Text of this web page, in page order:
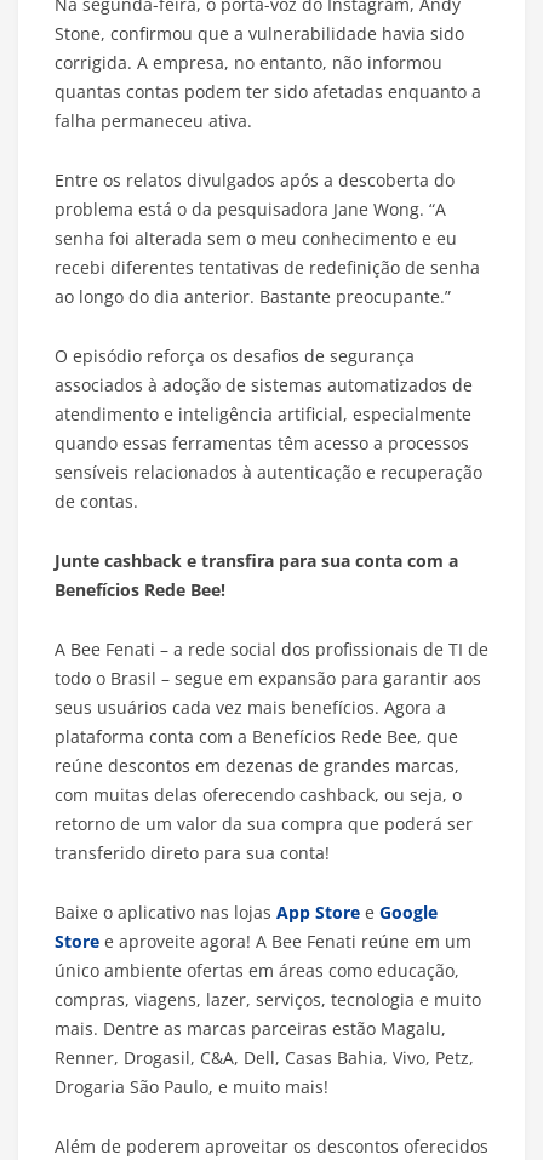
Stone, confirmou que a vulnerabilidade havia sido
corrigida. A empresa, no entanto, não informou
quantas contas podem ter sido afetadas enquanto a
falha permaneceu ativa.
Entre os relatos divulgados após a descoberta do
problema está o da pesquisadora Jane Wong. “A
senha foi alterada sem o meu conhecimento e eu
recebi diferentes tentativas de redefinição de senha
ao longo do dia anterior. Bastante preocupante.”
O episódio reforça os desafios de segurança
associados à adoção de sistemas automatizados de
atendimento e inteligência artificial, especialmente
quando essas ferramentas têm acesso a processos
sensíveis relacionados à autenticação e recuperação
de contas.
Junte cashback e transfira para sua conta com a
Benefícios Rede Bee!
A Bee Fenati – a rede social dos profissionais de TI de
todo o Brasil – segue em expansão para garantir aos
seus usuários cada vez mais benefícios. Agora a
plataforma conta com a Benefícios Rede Bee, que
reúne descontos em dezenas de grandes marcas,
com muitas delas oferecendo cashback, ou seja, o
retorno de um valor da sua compra que poderá ser
transferido direto para sua conta!
Baixe o aplicativo nas lojas App Store e Google
Store e aproveite agora! A Bee Fenati reúne em um
único ambiente ofertas em áreas como educação,
compras, viagens, lazer, serviços, tecnologia e muito
mais. Dentre as marcas parceiras estão Magalu,
Renner, Drogasil, C&A, Dell, Casas Bahia, Vivo, Petz,
Drogaria São Paulo, e muito mais!
Além de poderem aproveitar os descontos oferecidos